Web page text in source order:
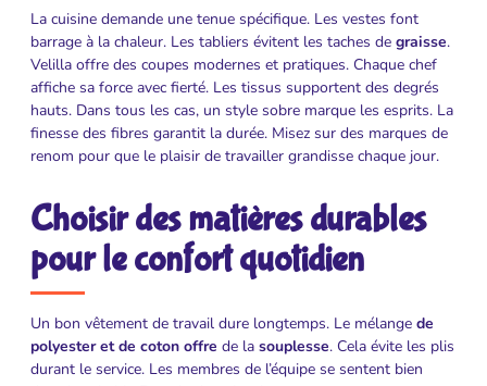
La cuisine demande une tenue spécifique. Les vestes font
barrage à la chaleur. Les tabliers évitent les taches de graisse.
Velilla offre des coupes modernes et pratiques. Chaque chef
affiche sa force avec fierté. Les tissus supportent des degrés
hauts. Dans tous les cas, un style sobre marque les esprits. La
finesse des fibres garantit la durée. Misez sur des marques de
renom pour que le plaisir de travailler grandisse chaque jour.
Choisir des matières durables
pour le confort quotidien
Un bon vêtement de travail dure longtemps. Le mélange de
polyester et de coton offre de la souplesse. Cela évite les plis
durant le service. Les membres de l’équipe se sentent bien